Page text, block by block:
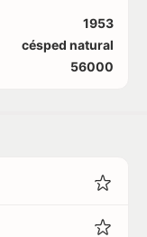
1953
césped natural
56000